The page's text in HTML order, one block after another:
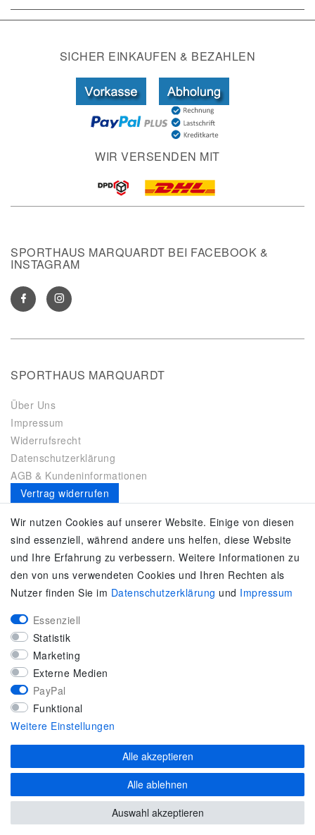
SICHER EINKAUFEN & BEZAHLEN
WIR VERSENDEN MIT
SPORTHAUS MARQUARDT BEI FACEBOOK &
INSTAGRAM
SPORTHAUS MARQUARDT
Über Uns
Impressum
Widerrufsrecht
Datenschutzerklärung
AGB & Kundeninformationen
Vertrag widerrufen
Es gilt unsereDatenschutzerklärung
SERVICE
Kontakt
Zahlung & Versand
Umtausch / Rückgabe
Größenberater
adidas F50
KUNDENSERVICE
Marken-Sportbekleidung & Sportartikel Fachhandel
Top-Modelle ausgewählter Marken
Kostenloser Versand ab 40 € deutschlandweit
Kostenloser Rückversand deutschlandweit
Versandfertig innerhalb 24h
Zahlung auf Rechnung (via PayPalPlus)
Wir nutzen Cookies auf unserer Website. Einige von diesen
sind essenziell, während andere uns helfen, diese Website
und Ihre Erfahrung zu verbessern. Weitere Informationen zu
den von uns verwendeten Cookies und Ihren Rechten als
Nutzer finden Sie im Daten­schutz­erklärung und Impressum
Essenziell
Statistik
Marketing
Externe Medien
PayPal
Funktional
Weitere Einstellungen
Alle akzeptieren
Alle ablehnen
Auswahl akzeptieren